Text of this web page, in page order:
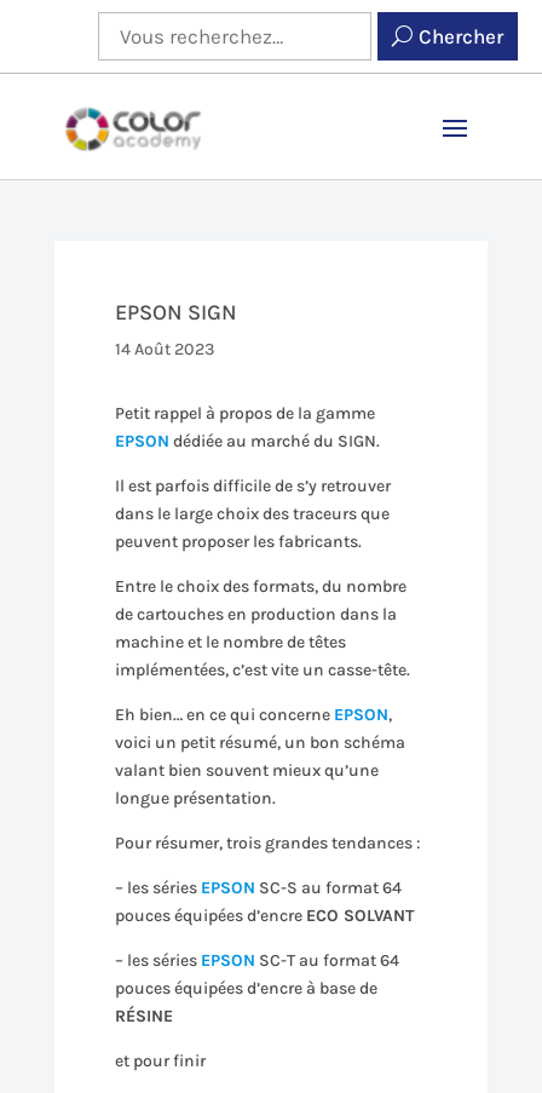
Chercher
EPSON SIGN
14 Août 2023
Petit rappel à propos de la gamme
EPSON dédiée au marché du SIGN.
Il est parfois difficile de s’y retrouver
dans le large choix des traceurs que
peuvent proposer les fabricants.
Entre le choix des formats, du nombre
de cartouches en production dans la
machine et le nombre de têtes
implémentées, c’est vite un casse-tête.
Eh bien… en ce qui concerne EPSON,
voici un petit résumé, un bon schéma
valant bien souvent mieux qu’une
longue présentation.
Pour résumer, trois grandes tendances :
– les séries EPSON SC-S au format 64
pouces équipées d’encre ECO SOLVANT
– les séries EPSON SC-T au format 64
pouces équipées d’encre à base de
RÉSINE
et pour finir